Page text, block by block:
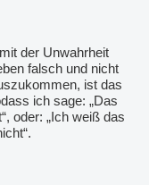
der Unwahrheit
falsch und nicht
ist das
ich sage: „Das
oder: „Ich weiß das